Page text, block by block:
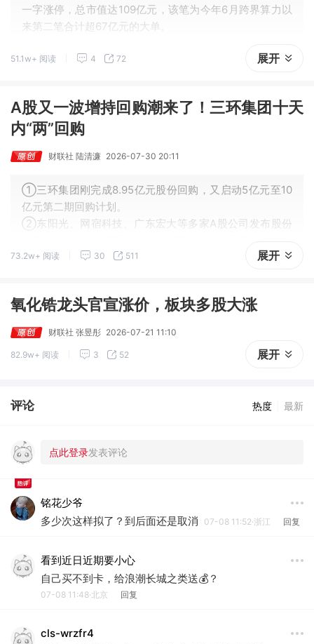
一字涨停，总市值达109亿元，该笔为今年6月跨界算力以
51.1w+ 阅读 4 72 展开
A股又一波增持回购潮来了！三环集团十天
内“两”回购
财联社 陆清濂 2026-07-30 20:11
①三环集团刚完成8.95亿元股份回购，又启动5亿元至10
亿元第二期回购计划。
②东阳光、网宿科技、广东宏大等多家A股公司发布股份
73.2w+ 阅读 30 511 展开
氧化锆龙头官宣涨价，板块多股大涨
财联社 张昱彤 2026-07-21 11:10
82.9w+ 阅读 3 52 展开
评论 热度 最新
铭花少爷
多少次这样拟了？到后面还是取消
07-08 11:52·浙江 回复
看到近日近期要小心
自己买不到卡，给浪潮长城之类送💰？
07-08 11:48·北京 回复
cls-wrzfr4